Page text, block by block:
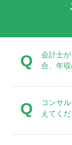
Q
会計士
合、年
Q
コンサ
えてくだ